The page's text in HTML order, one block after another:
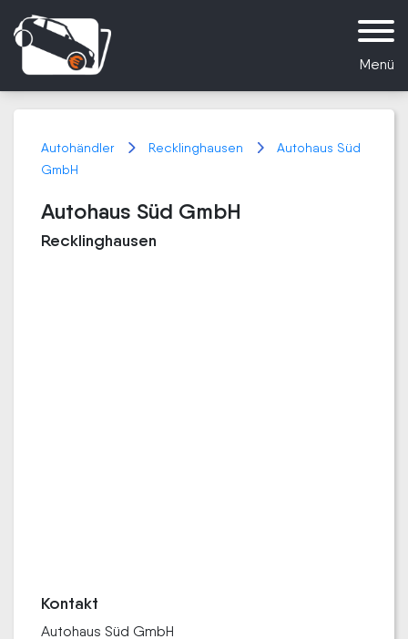
Menü
Autohändler Recklinghausen
Autohaus Süd
GmbH
Autohaus Süd GmbH
Recklinghausen
Kontakt
Autohaus Süd GmbH